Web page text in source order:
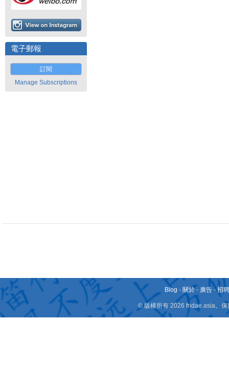
電子郵報
訂閱
Manage Subscriptions
Blog - 關於 - 廣告 -招
© 版權所有 2026 fridae.asia。